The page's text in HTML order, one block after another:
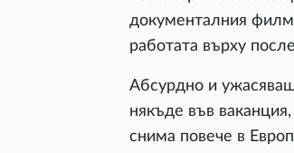
документалния филм
работата върху
Абсурдно и
някъде във
снима повече в